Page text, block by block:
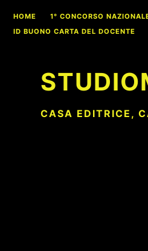
content
HOME 1° CONCORSO
ID BUONO CARTA DEL DOCENTE
CASA EDITRICE,